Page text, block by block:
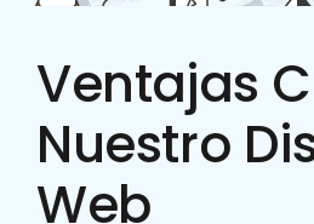
Ventajas
Nuestro
Web